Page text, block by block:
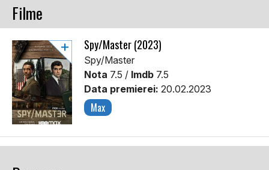
Filme
Spy/Master (2023)
Spy/Master
Nota 7.5 / Imdb 7.5
Data premierei: 20.02.2023
Max